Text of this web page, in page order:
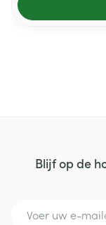
Blijf op de